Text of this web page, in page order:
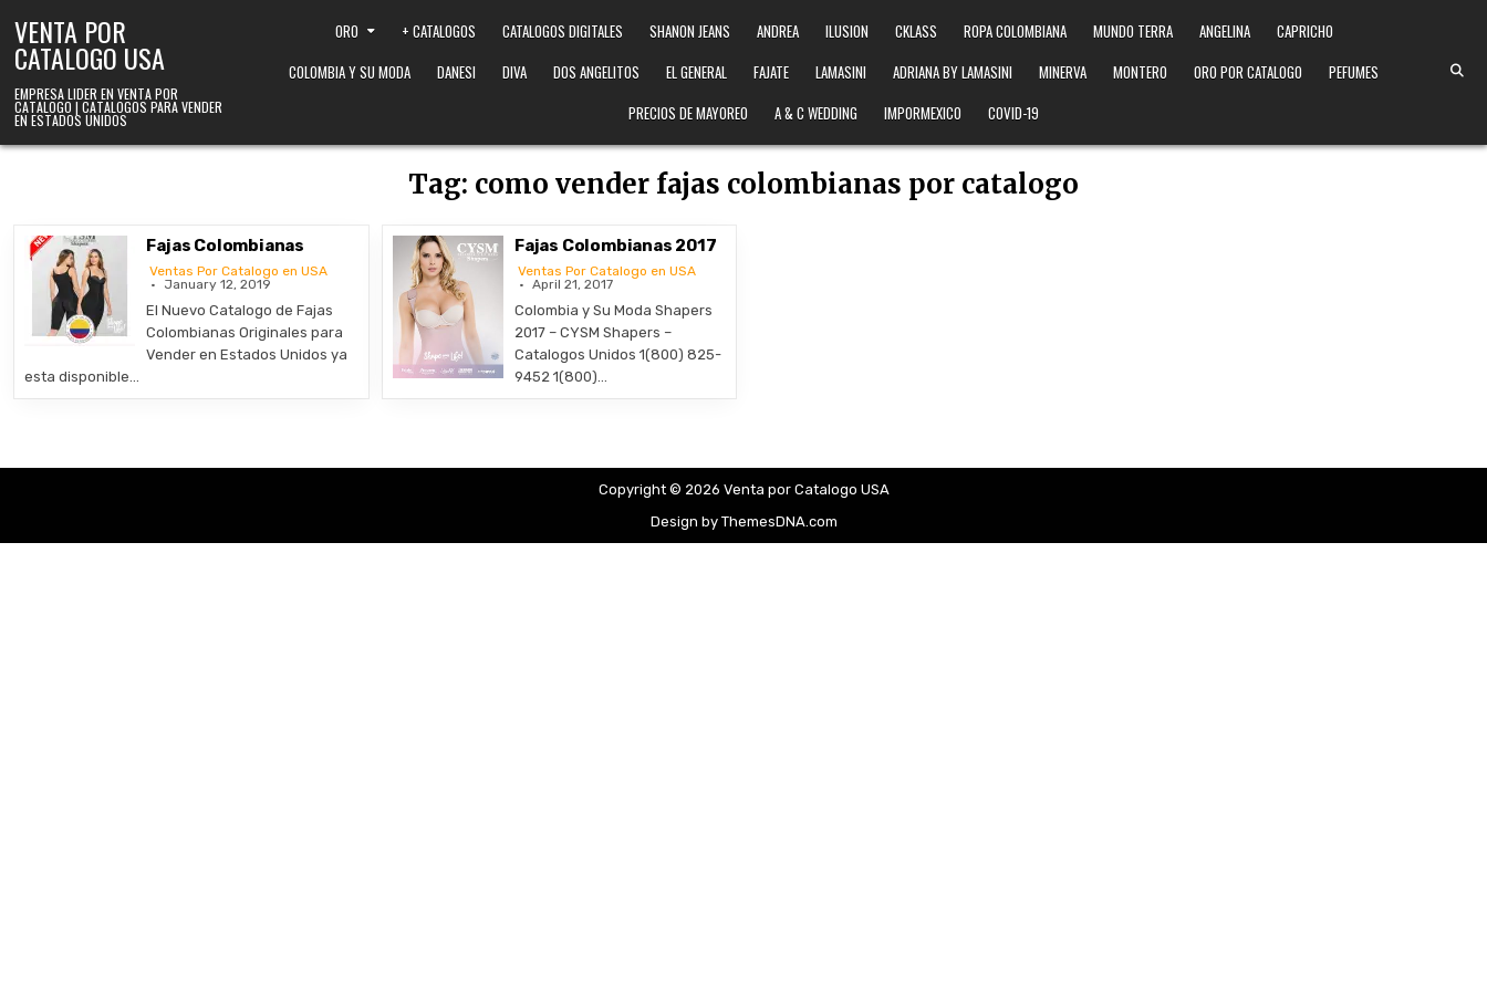
VENTA POR
CATALOGO USA
EMPRESA LIDER EN VENTA POR
CATALOGO | CATALOGOS PARA VENDER
EN ESTADOS UNIDOS
ORO + CATALOGOS CATALOGOS DIGITALES SHANON JEANS ANDREA ILUSION CKLASS ROPA COLOMBIANA MUNDO TERRA ANGELINA
CAPRICHO
COLOMBIA Y SU MODA
DANESI DIVA DOS ANGELITOS EL GENERAL FAJATE LAMASINI ADRIANA BY LAMASINI MINERVA MONTERO ORO POR CATALOGO
PEFUMES
PRECIOS DE MAYOREO
A & C WEDDING IMPORMEXICO COVID-19
Tag: como vender fajas colombianas por catalogo
Fajas Colombianas
Ventas Por Catalogo en USA
January 12, 2019
El Nuevo Catalogo de Fajas
Colombianas Originales para
Vender en Estados Unidos ya
esta disponible…
Fajas Colombianas 2017
Ventas Por Catalogo en USA
April 21, 2017
Colombia y Su Moda Shapers
2017 – CYSM Shapers –
Catalogos Unidos 1(800) 825-
9452 1(800)…
Copyright © 2026 Venta por Catalogo USA
Design by ThemesDNA.com